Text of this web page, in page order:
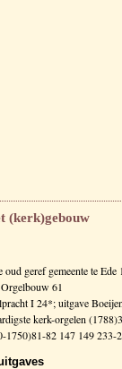
(kerk)gebouw
geref gemeente te Ede
61
I 24*; uitgave
kerk-orgelen
1750)81-82 147 149